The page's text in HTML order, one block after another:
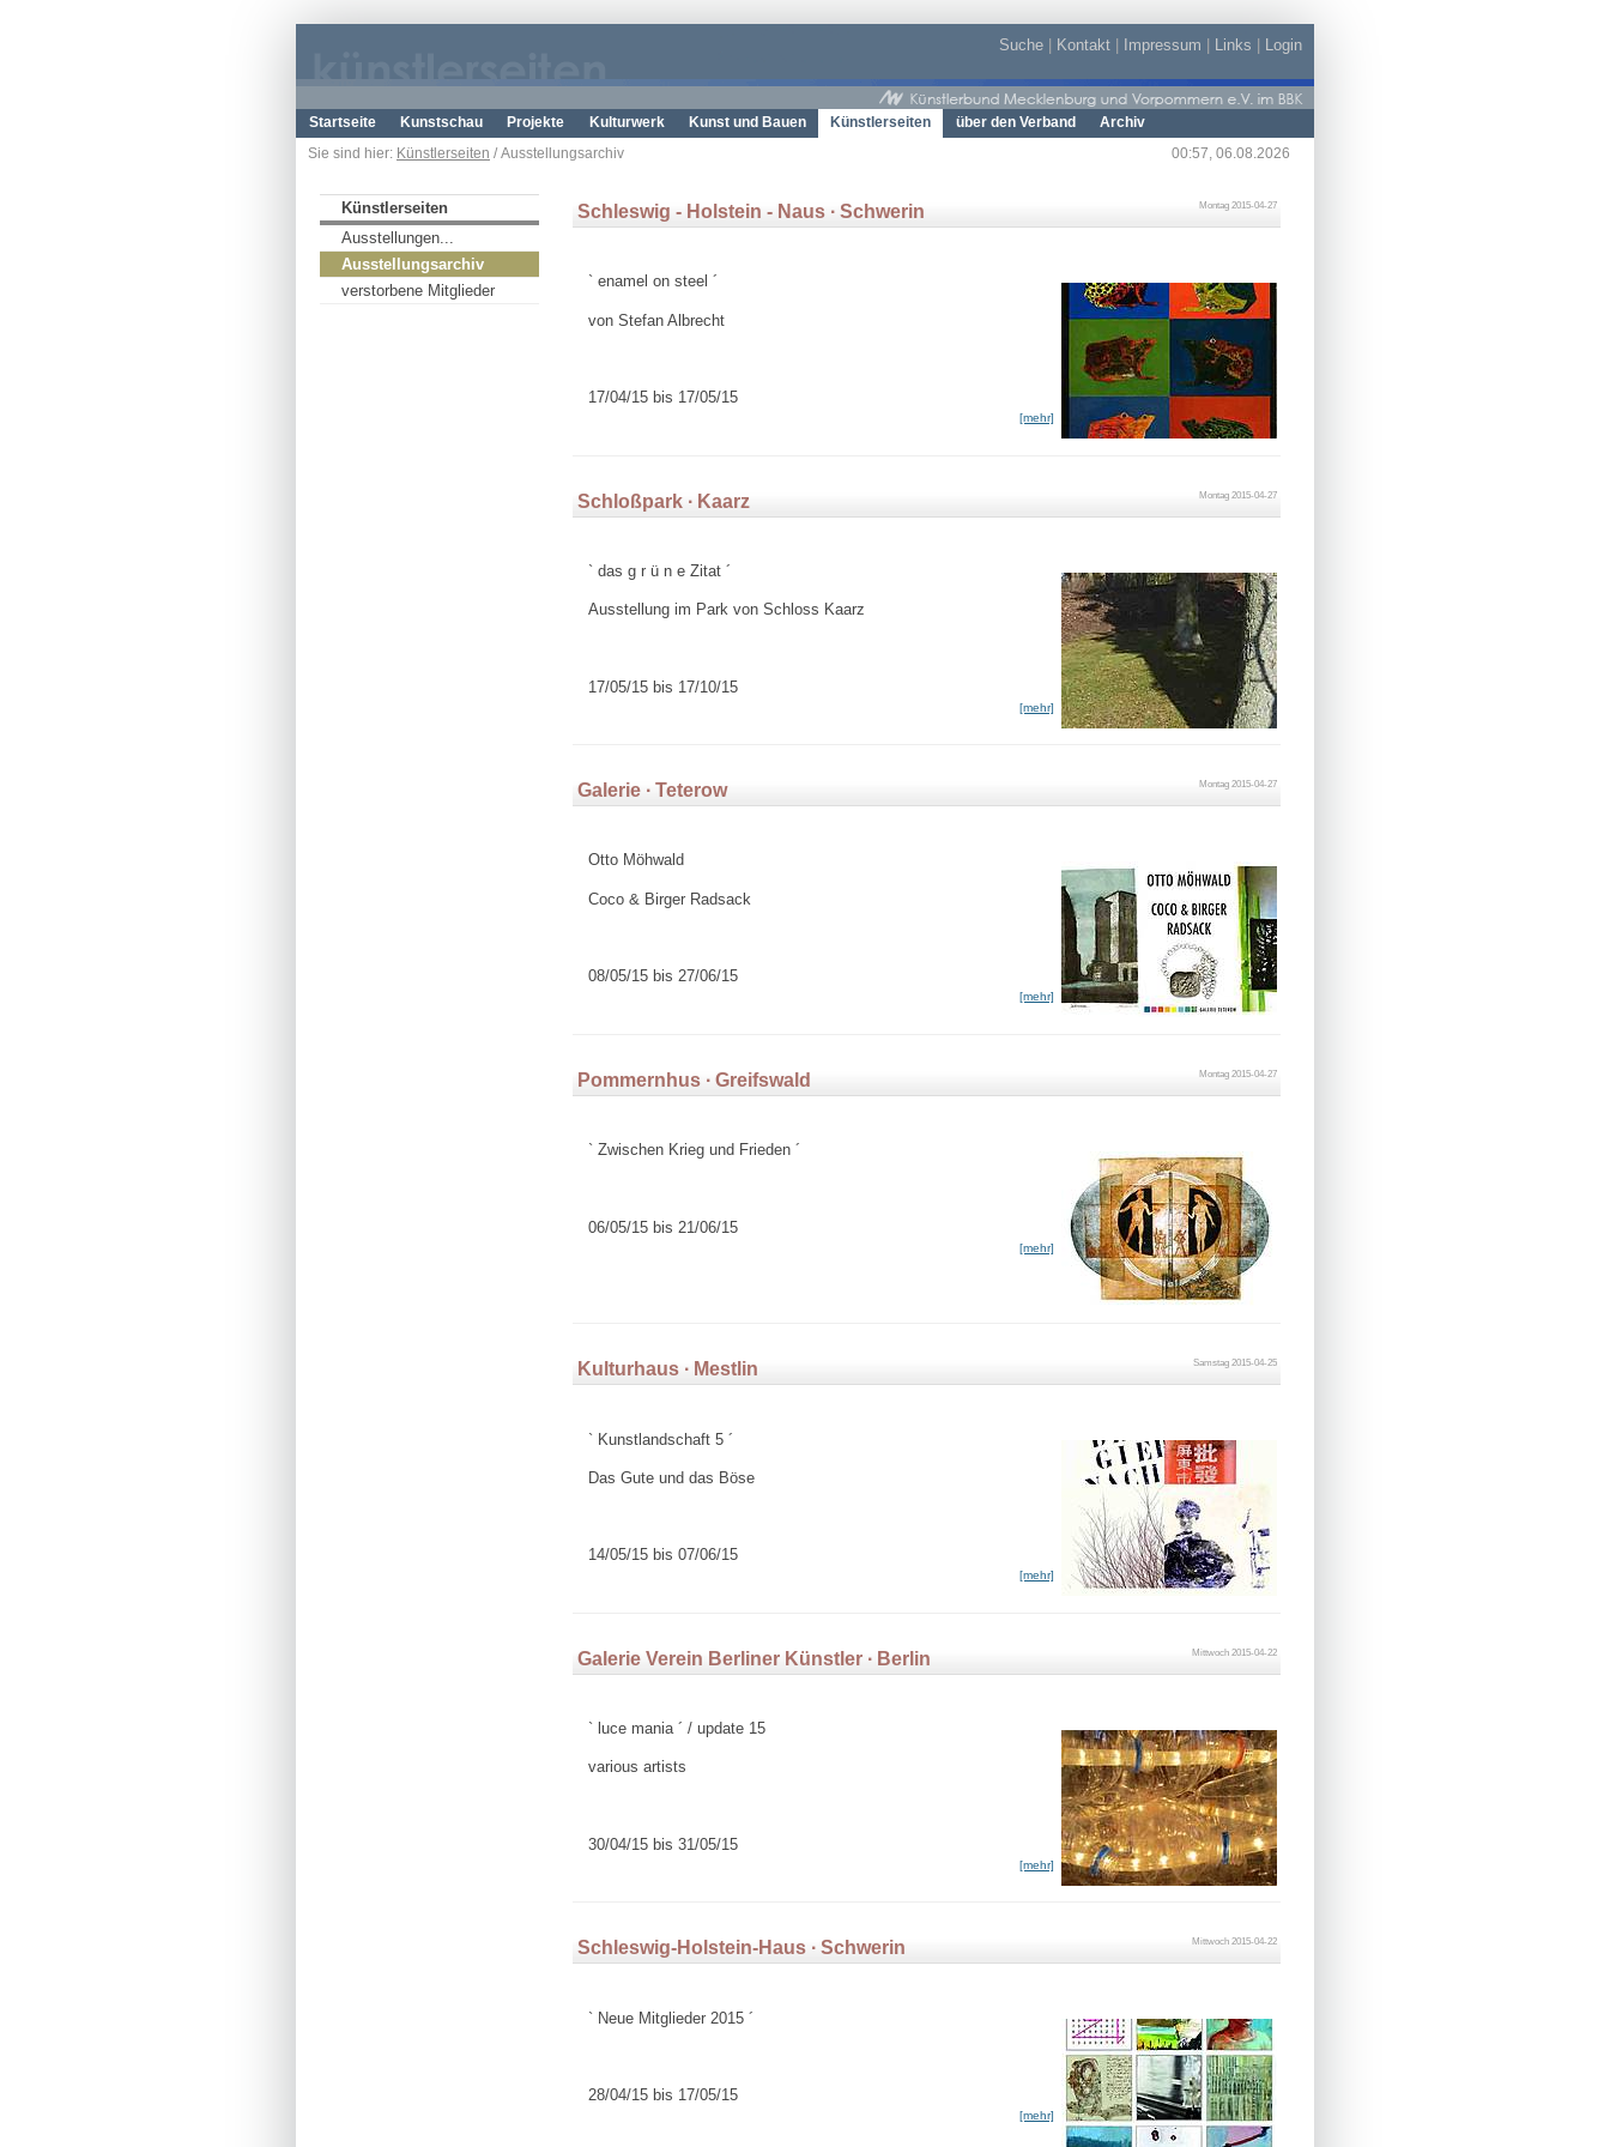
Suche Kontakt Impressum Links Login
Startseite Kunstschau Projekte Kulturwerk Kunst und Bauen Künstlerseiten über den Verband
Archiv
Sie sind hier: Künstlerseiten / Ausstellungsarchiv 00:57, 06.08.2026
Künstlerseiten
Ausstellungen...
Ausstellungsarchiv
verstorbene Mitglieder
Montag 2015-04-27
Schleswig - Holstein - Naus ∙ Schwerin
` enamel on steel ´
von Stefan Albrecht
17/04/15 bis 17/05/15
[mehr]
Montag 2015-04-27
Schloßpark ∙ Kaarz
` das g r ü n e Zitat ´
Ausstellung im Park von Schloss Kaarz
17/05/15 bis 17/10/15
[mehr]
Montag 2015-04-27
Galerie ∙ Teterow
Otto Möhwald
Coco & Birger Radsack
08/05/15 bis 27/06/15
[mehr]
Montag 2015-04-27
Pommernhus ∙ Greifswald
` Zwischen Krieg und Frieden ´
06/05/15 bis 21/06/15
[mehr]
Samstag 2015-04-25
Kulturhaus ∙ Mestlin
` Kunstlandschaft 5 ´
Das Gute und das Böse
14/05/15 bis 07/06/15
[mehr]
Mittwoch 2015-04-22
Galerie Verein Berliner Künstler ∙ Berlin
` luce mania ´ / update 15
various artists
30/04/15 bis 31/05/15
[mehr]
Mittwoch 2015-04-22
Schleswig-Holstein-Haus ∙ Schwerin
` Neue Mitglieder 2015 ´
28/04/15 bis 17/05/15
[mehr]